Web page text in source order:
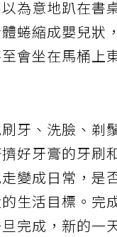
為意地趴在書
蜷縮成嬰兒狀
會坐在馬桶上
牙、洗臉、剃
好牙膏的牙刷
變成日常，是
生活目標。完
完成，新的一